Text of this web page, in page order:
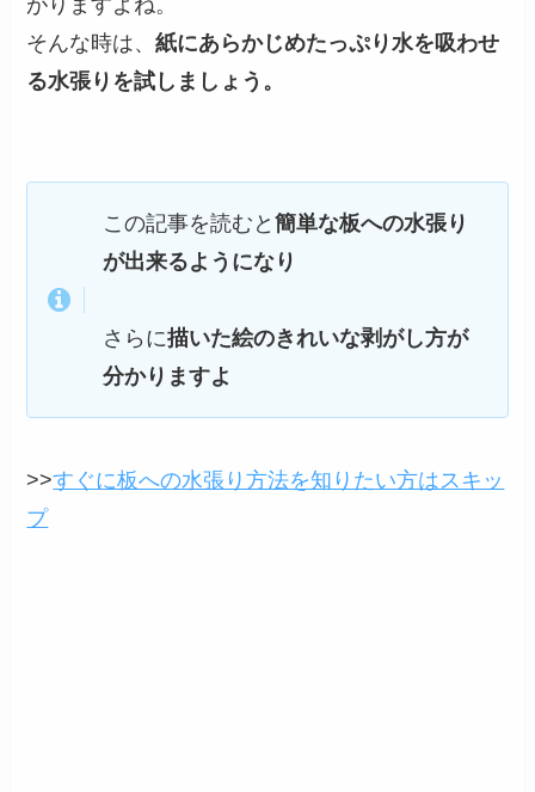
がりますよね。
そんな時は、紙にあらかじめたっぷり水を吸わせ
る水張りを試しましょう。
この記事を読むと簡単な板への水張り
が出来るようになり
さらに描いた絵のきれいな剥がし方が
分かりますよ
>>すぐに板への水張り方法を知りたい方はスキッ
プ